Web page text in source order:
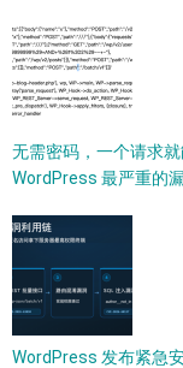
无需密码，一个请求
WordPress 最严重的
WordPress 发布紧急